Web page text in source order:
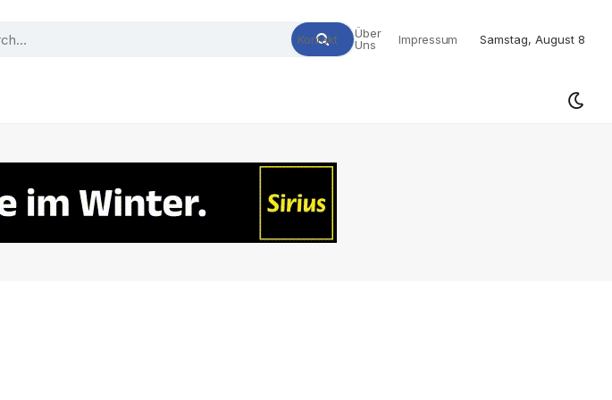
Kontakt
Über
Uns
Impressum Samstag, August 8